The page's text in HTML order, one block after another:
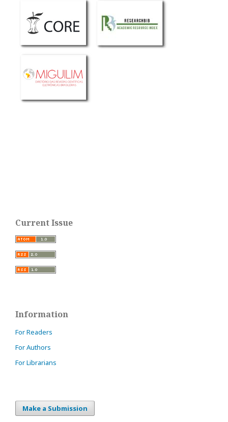
Current Issue
Information
For Readers
For Authors
For Librarians
Make a Submission